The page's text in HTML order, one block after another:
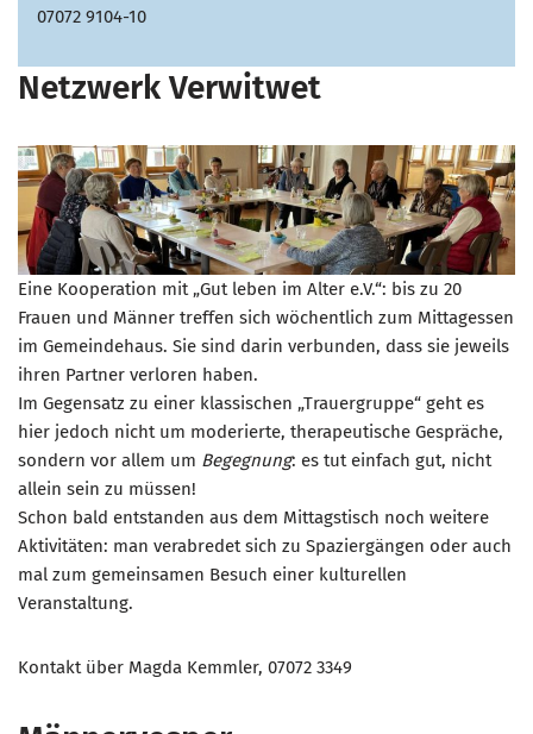
07072 9104-10
Netzwerk Verwitwet
Eine Kooperation mit „Gut leben im Alter e.V.“: bis zu 20
Frauen und Männer treffen sich wöchentlich zum Mittagessen
im Gemeindehaus. Sie sind darin verbunden, dass sie jeweils
ihren Partner verloren haben.
Im Gegensatz zu einer klassischen „Trauergruppe“ geht es
hier jedoch nicht um moderierte, therapeutische Gespräche,
sondern vor allem um Begegnung: es tut einfach gut, nicht
allein sein zu müssen!
Schon bald entstanden aus dem Mittagstisch noch weitere
Aktivitäten: man verabredet sich zu Spaziergängen oder auch
mal zum gemeinsamen Besuch einer kulturellen
Veranstaltung.
Kontakt über Magda Kemmler, 07072 3349